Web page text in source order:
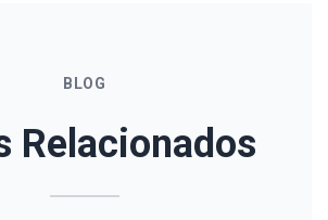
BLOG
Relacionados